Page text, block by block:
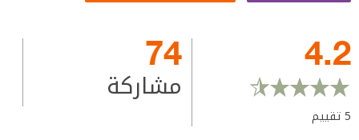
4.2
5تقييم
74
مشاركة